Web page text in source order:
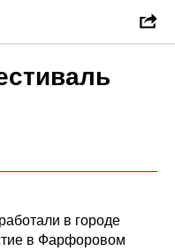
в городе
в Фарфоровом